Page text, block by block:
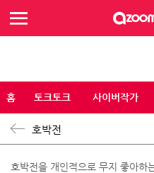
홈 토크토크 사이버작가
호박전
호박전을 개인적으로 무지 좋아하